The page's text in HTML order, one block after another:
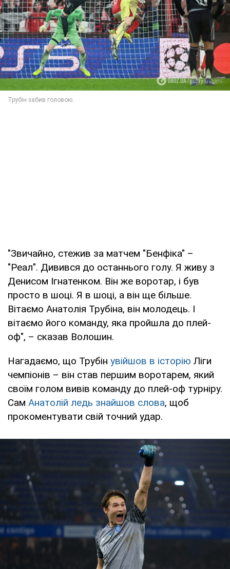
"Звичайно, стежив за матчем "Бенфіка" –
"Реал". Дивився до останнього голу. Я живу з
Денисом Ігнатенком. Він же воротар, і був
просто в шоці. Я в шоці, а він ще більше.
Вітаємо Анатолія Трубіна, він молодець. І
вітаємо його команду, яка пройшла до плей-
оф", – сказав Волошин.
Нагадаємо, що Трубін увійшов в історію Ліги
чемпіонів – він став першим воротарем, який
своїм голом вивів команду до плей-оф турніру.
Сам Анатолій ледь знайшов слова, щоб
прокоментувати свій точний удар.